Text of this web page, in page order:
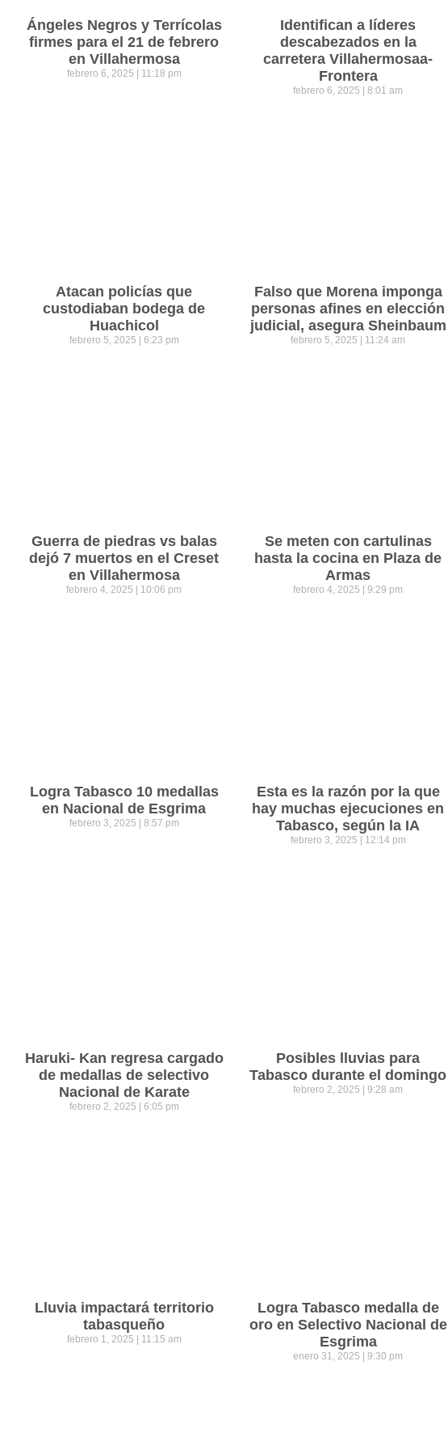
Ángeles Negros y Terrícolas
firmes para el 21 de febrero
en Villahermosa
febrero 6, 2025 11:18 pm
Identifican a líderes
descabezados en la
carretera Villahermosaa-
Frontera
febrero 6, 2025 8:01 am
Atacan policías que
custodiaban bodega de
Huachicol
febrero 5, 2025 6:23 pm
Falso que Morena imponga
personas afines en elección
judicial, asegura Sheinbaum
febrero 5, 2025 11:24 am
Guerra de piedras vs balas
dejó 7 muertos en el Creset
en Villahermosa
febrero 4, 2025 10:06 pm
Se meten con cartulinas
hasta la cocina en Plaza de
Armas
febrero 4, 2025 9:29 pm
Logra Tabasco 10 medallas
en Nacional de Esgrima
febrero 3, 2025 8:57 pm
Esta es la razón por la que
hay muchas ejecuciones en
Tabasco, según la IA
febrero 3, 2025 12:14 pm
Haruki- Kan regresa cargado
de medallas de selectivo
Nacional de Karate
febrero 2, 2025 6:05 pm
Posibles lluvias para
Tabasco durante el domingo
febrero 2, 2025 9:28 am
Lluvia impactará territorio
tabasqueño
febrero 1, 2025 11:15 am
Logra Tabasco medalla de
oro en Selectivo Nacional de
Esgrima
enero 31, 2025 9:30 pm